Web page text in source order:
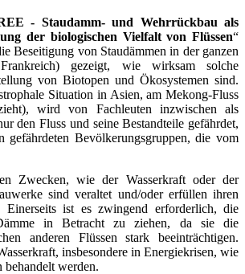
- Staudamm- und Wehrrückbau als
der biologischen Vielfalt von Flüssen“
Beseitigung von Staudämmen in der ganzen
gezeigt, wie wirksam solche
von Biotopen und Ökosystemen sind.
Situation in Asien, am Mekong-Fluss
wird von Fachleuten inzwischen als
den Fluss und seine Bestandteile gefährdet,
gefährdeten Bevölkerungsgruppen, die vom
Zwecken, wie der Wasserkraft oder der
sind veraltet und/oder erfüllen ihren
ist es zwingend erforderlich, die
in Betracht zu ziehen, da sie die
anderen Flüssen stark beeinträchtigen.
insbesondere in Energiekrisen, wie
behandelt werden.